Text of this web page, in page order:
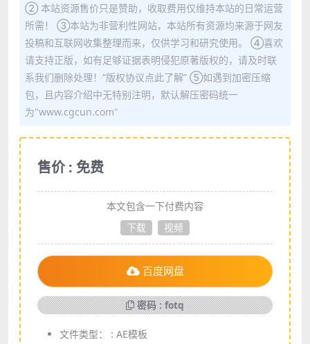
② 本站资源售价只是赞助，收取费用仅维持本站的日常运营
所需！ ③本站为非营利性网站，本站所有资源均来源于网友
投稿和互联网收集整理而来，仅供学习和研究使用。 ④喜欢
请支持正版，如有足够证据表明侵犯原著版权的，请及时联
系我们删除处理！“版权协议点此了解” ⑤如遇到加密压缩
包，且内容介绍中无特别注明，默认解压密码统一
为"www.cgcun.com"
售价 : 免费
本文包含一下付费内容
下载
视频
百度网盘
密码 : fotq
文件类型： : AE模板